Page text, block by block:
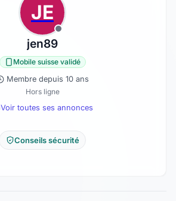
JE
jen89
Mobile suisse validé
Membre depuis 10 ans
Hors ligne
Voir toutes ses annonces
Conseils sécurité